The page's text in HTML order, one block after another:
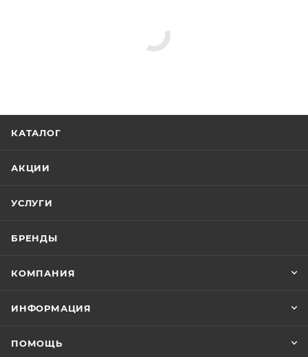
Уголки ограждение, паддоны, Товар, 00-
00-01206539
Liberta
Италия
3 года
Душевая перегородка
современный
прямоугольная
Нет в наличии